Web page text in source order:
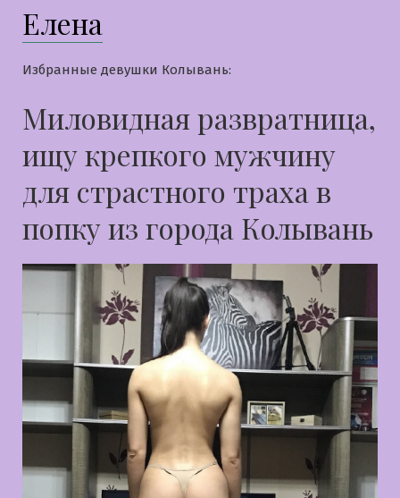
Елена
Избранные девушки Колывань:
Миловидная развратница,
ищу крепкого мужчину
для страстного траха в
попку из города Колывань